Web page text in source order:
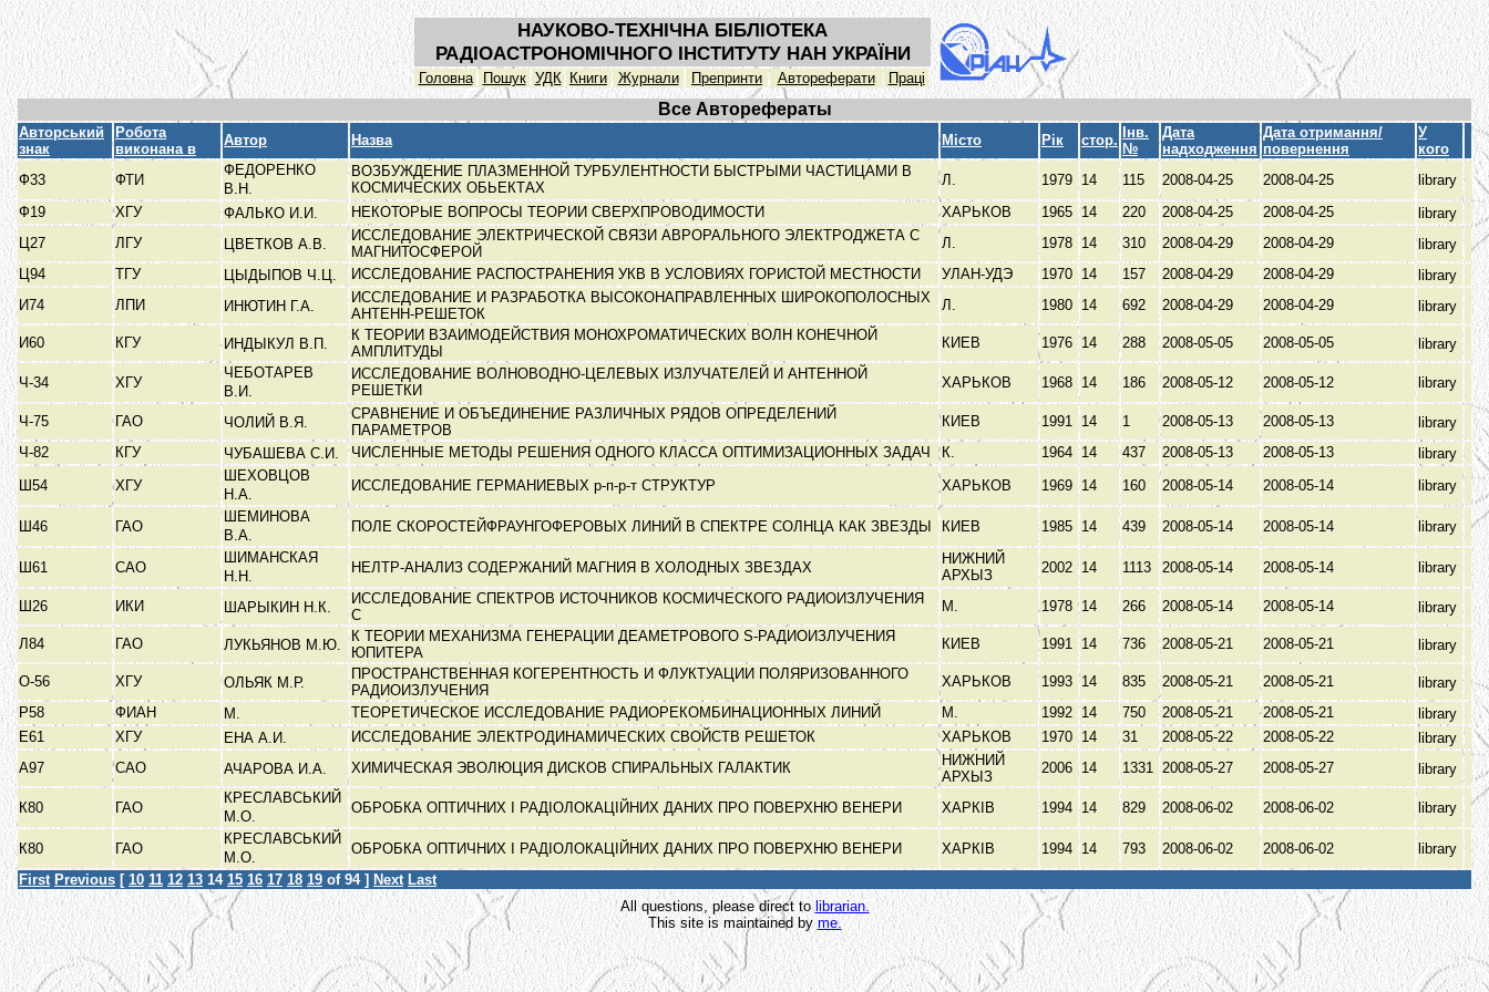
НАУКОВО-ТЕХНІЧНА БІБЛІОТЕКА
РАДІОАСТРОНОМІЧНОГО ІНСТИТУТУ НАН УКРАЇНИ
Головна Пошук УДК Книги Журнали Препринти Автореферати Праці
Все Авторефераты
Авторський
знак
Робота
виконана в
Автор Назва Місто Рік стор.
Інв.
№
Дата
надходження
Дата отримання/
повернення
У
кого
Ф33
ФТИ
ФЕДОРЕНКО
В.Н.
ВОЗБУЖДЕНИЕ ПЛАЗМЕННОЙ ТУРБУЛЕНТНОСТИ БЫСТРЫМИ ЧАСТИЦАМИ В
КОСМИЧЕСКИХ ОБЬЕКТАХ
Л. 1979 14 115 2008-04-25 2008-04-25
library
Ф19
ХГУ ФАЛЬКО И.И. НЕКОТОРЫЕ ВОПРОСЫ ТЕОРИИ СВЕРХПРОВОДИМОСТИ ХАРЬКОВ 1965 14 220 2008-04-25 2008-04-25
library
Ц27
ЛГУ ЦВЕТКОВ А.В.
ИССЛЕДОВАНИЕ ЭЛЕКТРИЧЕСКОЙ СВЯЗИ АВРОРАЛЬНОГО ЭЛЕКТРОДЖЕТА С
МАГНИТОСФЕРОЙ
Л. 1978 14 310 2008-04-29 2008-04-29
library
Ц94
ТГУ ЦЫДЫПОВ Ч.Ц. ИССЛЕДОВАНИЕ РАСПОСТРАНЕНИЯ УКВ В УСЛОВИЯХ ГОРИСТОЙ МЕСТНОСТИ УЛАН-УДЭ 1970 14 157 2008-04-29 2008-04-29
library
И74
ЛПИ ИНЮТИН Г.А.
ИССЛЕДОВАНИЕ И РАЗРАБОТКА ВЫСОКОНАПРАВЛЕННЫХ ШИРОКОПОЛОСНЫХ
АНТЕНН-РЕШЕТОК
Л. 1980 14 692 2008-04-29 2008-04-29 library
И60 КГУ ИНДЫКУЛ В.П.
К ТЕОРИИ ВЗАИМОДЕЙСТВИЯ МОНОХРОМАТИЧЕСКИХ ВОЛН КОНЕЧНОЙ
АМПЛИТУДЫ
КИЕВ 1976 14 288 2008-05-05 2008-05-05 library
Ч-34 ХГУ
ЧЕБОТАРЕВ
В.И.
ИССЛЕДОВАНИЕ ВОЛНОВОДНО-ЦЕЛЕВЫХ ИЗЛУЧАТЕЛЕЙ И АНТЕННОЙ
РЕШЕТКИ
ХАРЬКОВ 1968 14 186 2008-05-12 2008-05-12 library
Ч-75 ГАО ЧОЛИЙ В.Я.
СРАВНЕНИЕ И ОБЪЕДИНЕНИЕ РАЗЛИЧНЫХ РЯДОВ ОПРЕДЕЛЕНИЙ
ПАРАМЕТРОВ
КИЕВ 1991 14 1 2008-05-13 2008-05-13
library
Ч-82
КГУ ЧУБАШЕВА С.И. ЧИСЛЕННЫЕ МЕТОДЫ РЕШЕНИЯ ОДНОГО КЛАССА ОПТИМИЗАЦИОННЫХ ЗАДАЧ К. 1964 14 437 2008-05-13 2008-05-13
library
Ш54
ХГУ
ШЕХОВЦОВ
Н.А.
ИССЛЕДОВАНИЕ ГЕРМАНИЕВЫХ р-п-р-т СТРУКТУР ХАРЬКОВ 1969 14 160 2008-05-14 2008-05-14 library
Ш46 ГАО
ШЕМИНОВА
В.А.
ПОЛЕ СКОРОСТЕЙФРАУНГОФЕРОВЫХ ЛИНИЙ В СПЕКТРЕ СОЛНЦА КАК ЗВЕЗДЫ КИЕВ 1985 14 439 2008-05-14 2008-05-14 library
Ш61 САО
ШИМАНСКАЯ
Н.Н.
НЕЛТР-АНАЛИЗ СОДЕРЖАНИЙ МАГНИЯ В ХОЛОДНЫХ ЗВЕЗДАХ
НИЖНИЙ
АРХЫЗ
2002 14 1113 2008-05-14 2008-05-14 library
Ш26 ИКИ ШАРЫКИН Н.К.
ИССЛЕДОВАНИЕ СПЕКТРОВ ИСТОЧНИКОВ КОСМИЧЕСКОГО РАДИОИЗЛУЧЕНИЯ
С
М. 1978 14 266 2008-05-14 2008-05-14 library
Л84 ГАО ЛУКЬЯНОВ М.Ю.
К ТЕОРИИ МЕХАНИЗМА ГЕНЕРАЦИИ ДЕАМЕТРОВОГО S-РАДИОИЗЛУЧЕНИЯ
ЮПИТЕРА
КИЕВ 1991 14 736 2008-05-21 2008-05-21 library
О-56 ХГУ ОЛЬЯК М.Р.
ПРОСТРАНСТВЕННАЯ КОГЕРЕНТНОСТЬ И ФЛУКТУАЦИИ ПОЛЯРИЗОВАННОГО
РАДИОИЗЛУЧЕНИЯ
ХАРЬКОВ 1993 14 835 2008-05-21 2008-05-21
library
Р58
ФИАН М. ТЕОРЕТИЧЕСКОЕ ИССЛЕДОВАНИЕ РАДИОРЕКОМБИНАЦИОННЫХ ЛИНИЙ М. 1992 14 750 2008-05-21 2008-05-21
library
Е61
ХГУ ЕНА А.И. ИССЛЕДОВАНИЕ ЭЛЕКТРОДИНАМИЧЕСКИХ СВОЙСТВ РЕШЕТОК ХАРЬКОВ 1970 14 31 2008-05-22 2008-05-22
library
А97
САО АЧАРОВА И.А. ХИМИЧЕСКАЯ ЭВОЛЮЦИЯ ДИСКОВ СПИРАЛЬНЫХ ГАЛАКТИК
НИЖНИЙ
АРХЫЗ
2006 14 1331 2008-05-27 2008-05-27 library
К80 ГАО
КРЕСЛАВСЬКИЙ
М.О.
ОБРОБКА ОПТИЧНИХ І РАДІОЛОКАЦІЙНИХ ДАНИХ ПРО ПОВЕРХНЮ ВЕНЕРИ ХАРКІВ 1994 14 829 2008-06-02 2008-06-02 library
К80 ГАО
КРЕСЛАВСЬКИЙ
М.О.
ОБРОБКА ОПТИЧНИХ І РАДІОЛОКАЦІЙНИХ ДАНИХ ПРО ПОВЕРХНЮ ВЕНЕРИ ХАРКІВ 1994 14 793 2008-06-02 2008-06-02
library
First Previous [ 10 11 12 13 14 15 16 17 18 19 of 94 ] Next Last
All questions, please direct to librarian.
This site is maintained byme.